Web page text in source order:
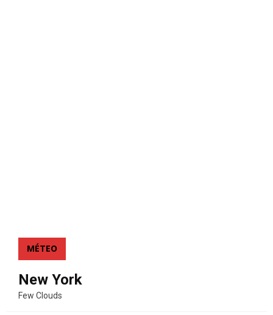
MÉTEO
New York
Few Clouds